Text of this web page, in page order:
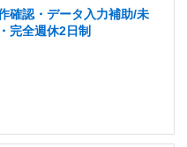
確認・データ入力補助/未
完全週休2日制